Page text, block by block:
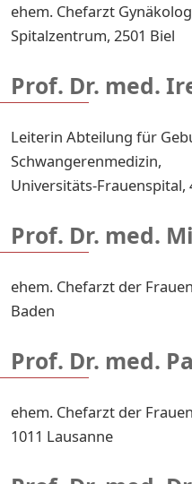
ehem. Chefarzt
Spitalzentrum, 2501 Biel
Prof. Dr. med.
Leiterin Abteilung für
Schwangerenmedizin,
Universitäts-Frauenspital,
Prof. Dr. med.
ehem. Chefarzt der
Baden
Prof. Dr. med.
ehem. Chefarzt der
1011 Lausanne